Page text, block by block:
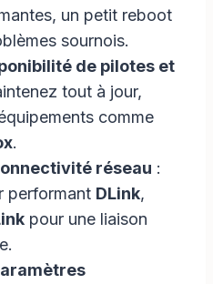
un petit reboot
sournois.
de pilotes et
tout à jour,
comme
.
réseau :
performant DLink,
pour une liaison